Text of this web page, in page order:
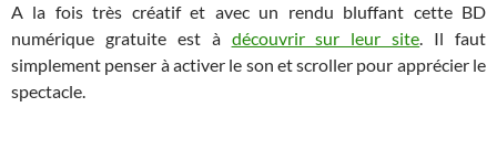
A la fois très créatif et avec un rendu bluffant cette BD
numérique gratuite est à découvrir sur leur site. Il faut
simplement penser à activer le son et scroller pour apprécier le
spectacle.